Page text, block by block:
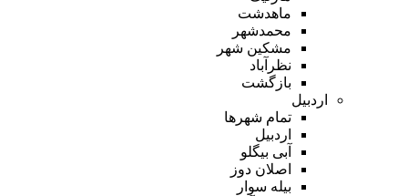
ماهدشت
محمدشهر
مشکین شهر
نظرآباد
بازگشت
اردبیل
تمام شهر‌ها
اردبیل
آبی بیگلو
اصلان دوز
بیله سوار